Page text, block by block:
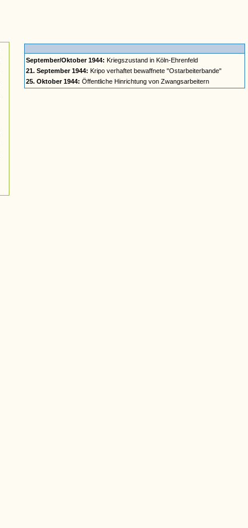
September/Oktober 1944: Kriegszustand in Köln-Ehrenfeld
21. September 1944: Kripo verhaftet bewaffnete "Ostarbeiterbande"
25. Oktober 1944: Öffentliche Hinrichtung von Zwangsarbeitern